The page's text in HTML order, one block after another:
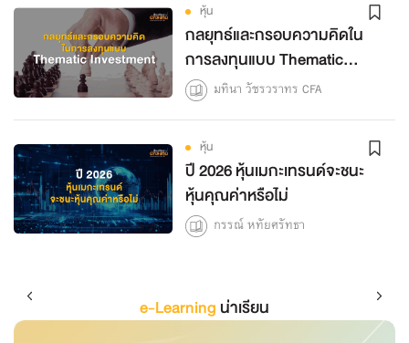
หุ้น
กลยุทธ์และกรอบความคิดใน
การลงทุนแบบ Thematic
Investment
มทินา วัชรวราทร CFA
หุ้น
ปี 2026 หุ้นเมกะเทรนด์จะชนะ
หุ้นคุณค่าหรือไม่
กรรณ์ หทัยศรัทธา
e-Learning น่าเรียน